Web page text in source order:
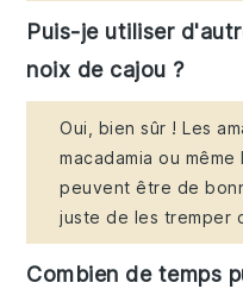
Puis-je utiliser
noix de cajou ?
Oui, bien sûr ! Les
macadamia ou
peuvent être de
juste de les tremper
Combien de temps